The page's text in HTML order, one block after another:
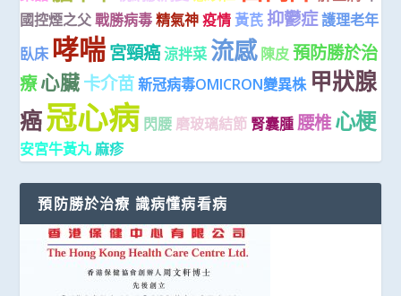
國控煙之父 戰勝病毒 精氣神 疫情 黃芪 抑鬱症護理老年
臥床 哮喘宮頸癌涼拌菜 流感 陳皮 預防勝於治
療心臟卡介苗 新冠病毒OMICRON變異株 甲狀腺
癌冠心病 閃腰 磨玻璃結節 腎囊腫 腰椎心梗
安宮牛黃丸 麻疹
預防勝於治療 識病懂病看病